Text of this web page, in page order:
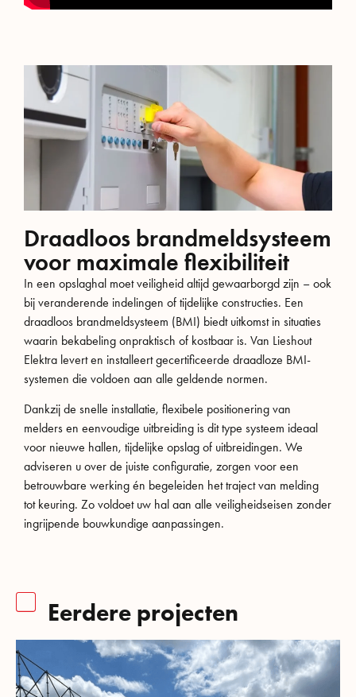
Draadloos brandmeldsysteem
voor maximale flexibiliteit
In een opslaghal moet veiligheid altijd gewaarborgd zijn – ook
bij veranderende indelingen of tijdelijke constructies. Een
draadloos brandmeldsysteem (BMI) biedt uitkomst in situaties
waarin bekabeling onpraktisch of kostbaar is. Van Lieshout
Elektra levert en installeert gecertificeerde draadloze BMI-
systemen die voldoen aan alle geldende normen.
Dankzij de snelle installatie, flexibele positionering van
melders en eenvoudige uitbreiding is dit type systeem ideaal
voor nieuwe hallen, tijdelijke opslag of uitbreidingen. We
adviseren u over de juiste configuratie, zorgen voor een
betrouwbare werking én begeleiden het traject van melding
tot keuring. Zo voldoet uw hal aan alle veiligheidseisen zonder
ingrijpende bouwkundige aanpassingen.
Eerdere projecten